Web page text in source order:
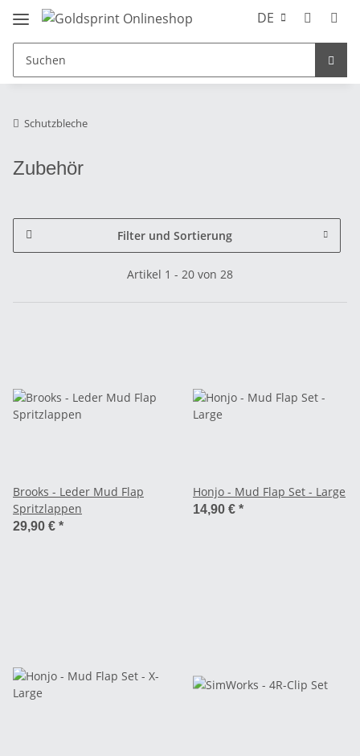
DE
Schutzbleche
Zubehör
Filter und Sortierung
Artikel 1 - 20 von 28
Brooks - Leder Mud Flap
Spritzlappen
29,90 € *
Honjo - Mud Flap Set - Large
14,90 € *